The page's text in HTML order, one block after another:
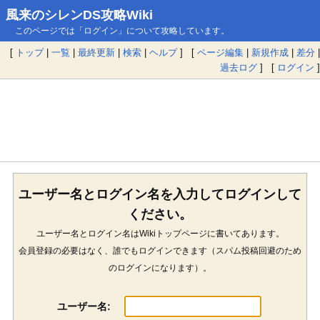
風来のシレンDS攻略Wiki
このページでは「ログイン」について攻略しています。
[ トップ| 一覧 | 最終更新 | 検索 | ヘルプ] [ ページ編集 | 新規作成 | 差分 |
過去ログ ] [ ログイン ]
ユーザー名とログイン名を入力してログインして
ください。
ユーザー名とログイン名はWikiトップページに書いてあります。
会員登録の必要はなく、誰でもログインできます（スパム投稿回避のため
のログインになります）。
ユーザー名: